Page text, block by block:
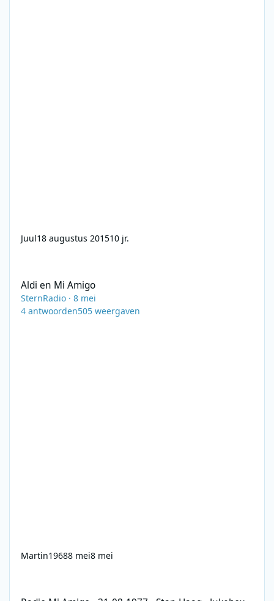
Juul18 augustus 201510 jr.
Aldi en Mi Amigo
SternRadio ·8 mei
4 antwoorden505 weergaven
Martin19688 mei8 mei